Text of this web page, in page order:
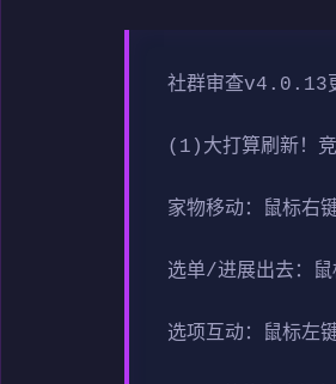
社群审查v4.0.13
(1)大打算刷新！竞
家物移动：鼠标右
选单/进展出去：鼠
选项互动：鼠标左